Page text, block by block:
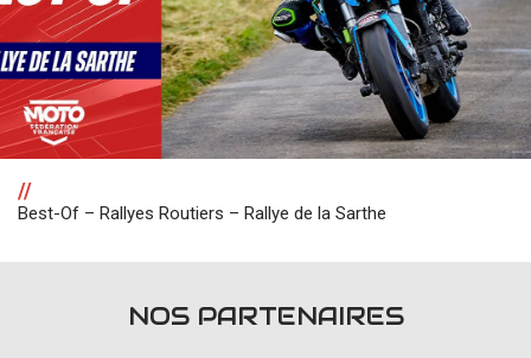
//
Best-Of – Rallyes Routiers – Rallye de la Sarthe
NOS PARTENAIRES